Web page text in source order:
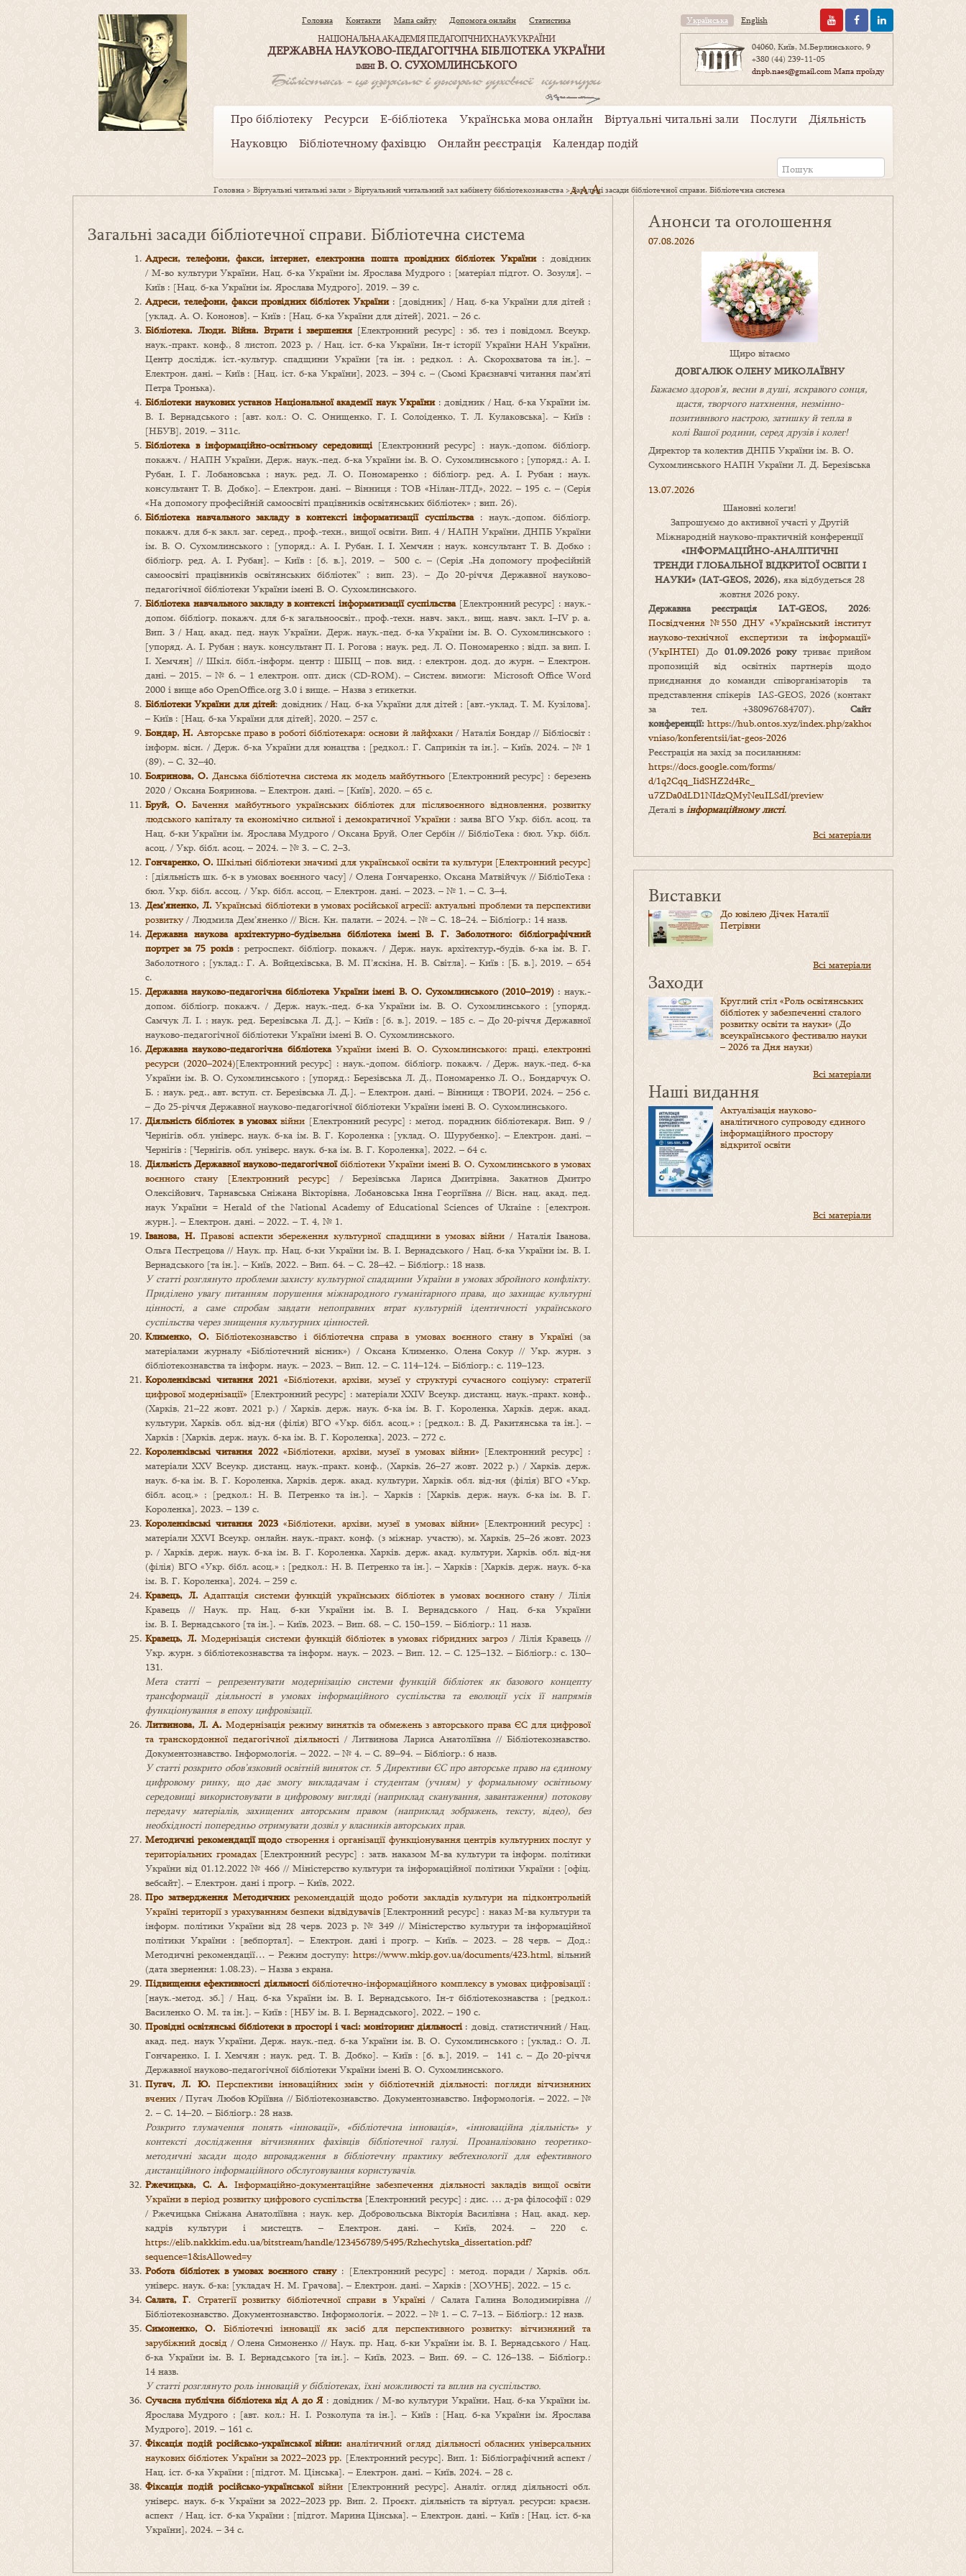
Головна Контакти Мапа сайту Допомога онлайн Статистика
НАЦІОНАЛЬНА АКАДЕМІЯ ПЕДАГОГІЧНИХ НАУК УКРАЇНИ
ДЕРЖАВНА НАУКОВО-ПЕДАГОГІЧНА БІБЛІОТЕКА УКРАЇНИ
ІМЕНІВ. О. СУХОМЛИНСЬКОГО
Українська English
04060, Київ, М.Берлинського, 9
+380 (44) 239-11-05
dnpb.naes@gmail.comМапа проїзду
Про бібліотеку Ресурси Е-бібліотека Українська мова онлайн Віртуальні читальні зали Послуги
Діяльність
Науковцю
Бібліотечному фахівцю Онлайн реєстрація Календар подій
Головна >Віртуальні читальні зали >Віртуальний читальний зал кабінету бібліотекознавства >Загальні засади бібліотечної справи. Бібліотечна система
A AA
Загальні засади бібліотечної справи. Бібліотечна система
Адреси, телефони, факси, інтернет, електронна пошта провідних бібліотек України: довідник
/ М‑во культури України, Нац. б‑ка України ім. Ярослава Мудрого ; [матеріал підгот. О. Зозуля]. –
Київ : [Нац. б‑ка України ім. Ярослава Мудрого], 2019. – 39 с.
Адреси, телефони, факси провідних бібліотек України: [довідник] / Нац. б‑ка України для дітей ;
[уклад. А. О. Кононов]. – Київ : [Нац. б‑ка України для дітей], 2021. – 26 с.
Бібліотека. Люди. Війна. Втрати і звершення [Електронний ресурс] : зб. тез і повідомл. Всеукр.
наук.-практ. конф., 8 листоп. 2023 р. / Нац. іст. б‑ка України, Ін‑т історії України НАН України,
Центр дослідж. іст.-культур. спадщини України [та ін. ; редкол. : А. Скорохватова та ін.]. –
Електрон. дані. – Київ : [Нац. іст. б‑ка України], 2023. – 394 с. – (Сьомі Краєзнавчі читання пам’яті
Петра Тронька).
Бібліотеки наукових установ Національної академії наук України : довідник / Нац. б‑ка України ім.
В. І. Вернадського ; [авт. кол.: О. С. Онищенко, Г. І. Солоіденко, Т. Л. Кулаковська]. – Київ :
[НБУВ], 2019. – 311с.
Бібліотека в інформаційно-освітньому середовищі [Електронний ресурс] : наук.-допом. бібліогр.
покажч. / НАПН України, Держ. наук.-пед. б-ка України ім. В. О. Сухомлинського ; [упоряд.: А. І.
Рубан, І. Г. Лобановська ; наук. ред. Л. О. Пономаренко ; бібліогр. ред. А. І. Рубан ; наук.
консультант Т. В. Добко]. – Електрон. дані. – Вінниця : ТОВ «Нілан-ЛТД», 2022. – 195 с. – (Серія
«На допомогу професійній самоосвіті працівників освітянських бібліотек» ; вип. 26).
Бібліотека навчального закладу в контексті інформатизації суспільства: наук.-допом. бібліогр.
покажч. для б-к закл. заг. серед., проф.-техн., вищої освіти. Вип. 4 / НАПН України, ДНПБ України
ім. В. О. Сухомлинського ; [упоряд.: А. І. Рубан, І. І. Хемчян ; наук. консультант Т. В. Добко ;
бібліогр. ред. А. І. Рубан]. – Київ : [б. в.], 2019. – 500 с. – (Серія „На допомогу професійній
самоосвіті працівників освітянських бібліотек” ; вип. 23). – До 20-річчя Державної науково-
педагогічної бібліотеки України імені В. О. Сухомлинського.
Бібліотека навчального закладу в контексті інформатизації суспільства [Електронний ресурс] : наук.-
допом. бібліогр. покажч. для б‑к загальноосвіт., проф.-техн. навч. закл., вищ. навч. закл. І–ІV р. а.
Вип. 3 / Нац. акад. пед. наук України, Держ. наук.-пед. б-ка України ім. В. О. Сухомлинського ;
[упоряд. А. І. Рубан ; наук. консультант П. І. Рогова ; наук. ред. Л. О. Пономаренко ; відп. за вип. І.
І. Хемчян] // Шкіл. бібл.-інформ. центр : ШБІЦ – пов. вид. : електрон. дод. до журн. – Електрон.
дані. – 2015. – № 6. – 1 електрон. опт. диск (CD‑ROM). – Систем. вимоги: Microsoft Office Word
2000 і вище або OpenOffice.org 3.0 і вище. – Назва з етикетки.
Бібліотеки України для дітей: довідник / Нац. б‑ка України для дітей ; [авт.-уклад. Т. М. Кузілова].
– Київ : [Нац. б‑ка України для дітей], 2020. – 257 с.
Бондар, Н. Авторське право в роботі бібліотекаря: основи й лайфхаки / Наталія Бондар // Бібліосвіт :
інформ. вісн. / Держ. б‑ка України для юнацтва ; [редкол.: Г. Саприкін та ін.]. – Київ, 2024. – № 1
(89). – С. 32–40.
Бояринова, О. Данська бібліотечна система як модель майбутнього[Електронний ресурс] : березень
2020 / Оксана Бояринова. – Електрон. дані. – [Київ], 2020. – 65 с.
Бруй, О. Бачення майбутнього українських бібліотек для післявоєнного відновлення, розвитку
людського капіталу та економічно сильної і демократичної України : заява ВГО Укр. бібл. асоц. та
Нац. б‑ки України ім. Ярослава Мудрого / Оксана Бруй, Олег Сербін // БібліоТека : бюл. Укр. бібл.
асоц. / Укр. бібл. асоц. – 2024. – № 3. – С. 2–3.
Гончаренко, О. Шкільні бібліотеки значимі для української освіти та культури [Електронний ресурс]
: [діяльність шк. б‑к в умовах воєнного часу] / Олена Гончаренко, Оксана Матвійчук // БібліоТека :
бюл. Укр. бібл. ассоц. / Укр. бібл. ассоц. – Електрон. дані. – 2023. – № 1. – С. 3–4.
Дем’яненко, Л. Українські бібліотеки в умовах російської агресії: актуальні проблеми та перспективи
розвитку/ Людмила Дем’яненко // Вісн. Кн. палати. – 2024. – № – С. 18–24. – Бібліогр.: 14 назв.
Державна наукова архітектурно-будівельна бібліотека імені В. Г. Заболотного: бібліографічний
портрет за 75 років: ретроспект. бібліогр. покажч. / Держ. наук. архітектур.-будів. б‑ка ім. В. Г.
Заболотного ; [уклад.: Г. А. Войцехівська, В. М. П’яскіна, Н. В. Світла]. – Київ : [Б. в.], 2019. – 654
с.
Державна науково-педагогічна бібліотека України імені В. О. Сухомлинського (2010–2019): наук.-
допом. бібліогр. покажч. / Держ. наук.-пед. б‑ка України ім. В. О. Сухомлинського ; [упоряд.
Самчук Л. І. ; наук. ред. Березівська Л. Д.]. – Київ : [б. в.], 2019. – 185 с. – До 20‑річчя Державної
науково-педагогічної бібліотеки України імені В. О. Сухомлинського.
Державна науково-педагогічна бібліотекаУкраїни імені В. О. Сухомлинського: праці, електронні
ресурси (2020–2024)[Електронний ресурс] : наук.-допом. бібліогр. покажч. / Держ. наук.-пед. б‑ка
України ім. В. О. Сухомлинського ; [упоряд.: Березівська Л. Д., Пономаренко Л. О., Бондарчук О.
Б. ; наук. ред., авт. вступ. ст. Березівська Л. Д.]. – Електрон. дані. – Вінниця : ТВОРИ, 2024. – 256 с.
– До 25‑річчя Державної науково-педагогічної бібліотеки України імені В. О. Сухомлинського.
Діяльність бібліотек в умовахвійни [Електронний ресурс] : метод. порадник бібліотекаря. Вип. 9 /
Чернігів. обл. універс. наук. б‑ка ім. В. Г. Короленка ; [уклад. О. Шурубенко]. – Електрон. дані. –
Чернігів : [Чернігів. обл. універс. наук. б‑ка ім. В. Г. Короленка], 2022. – 64 с.
Діяльність Державної науково-педагогічноїбібліотеки України імені В. О. Сухомлинського в умовах
воєнного стану [Електронний ресурс] / Березівська Лариса Дмитрівна, Закатнов Дмитро
Олексійович, Тарнавська Сніжана Вікторівна, Лобановська Інна Георгіївна // Вісн. нац. акад. пед.
наук України = Herald of the National Academy of Educational Sciences of Ukraine : [електрон.
журн.]. – Електрон. дані. – 2022. – Т. 4, № 1.
Іванова, Н. Правові аспекти збереження культурної спадщини в умовах війни / Наталія Іванова,
Ольга Пестрецова // Наук. пр. Нац. б‑ки України ім. В. І. Вернадського / Нац. б‑ка України ім. В. І.
Вернадського [та ін.]. – Київ, 2022. – Вип. 64. – С. 28–42. – Бібліогр.: 18 назв.
У статті розглянуто проблеми захисту культурної спадщини України в умовах збройного конфлікту.
Приділено увагу питанням порушення міжнародного гуманітарного права, що захищає культурні
цінності, а саме спробам завдати непоправних втрат культурній ідентичності українського
суспільства через знищення культурних цінностей.
Клименко, О. Бібліотекознавство і бібліотечна справа в умовах воєнного стану в Україні(за
матеріалами журналу «Бібліотечний вісник») / Оксана Клименко, Олена Сокур // Укр. журн. з
бібліотекознавства та інформ. наук. – 2023. – Вип. 12. – С. 114–124. – Бібліогр.: с. 119–123.
Короленківські читання 2021 «Бібліотеки, архіви, музеї у структурі сучасного соціуму: стратегії
цифрової модернізації» [Електронний ресурс] : матеріали ХХІV Всеукр. дистанц. наук.-практ. конф.,
(Харків, 21–22 жовт. 2021 р.) / Харків. держ. наук. б‑ка ім. В. Г. Короленка, Харків. держ. акад.
культури, Харків. обл. від‑ня (філія) ВГО «Укр. бібл. асоц.» ; [редкол.: В. Д. Ракитянська та ін.]. –
Харків : [Харків. держ. наук. б‑ка ім. В. Г. Короленка], 2023. – 272 с.
Короленківські читання 2022«Бібліотеки, архіви, музеї в умовах війни»[Електронний ресурс] :
матеріали ХХV Всеукр. дистанц. наук.-практ. конф., (Харків, 26–27 жовт. 2022 р.) / Харків. держ.
наук. б‑ка ім. В. Г. Короленка, Харків. держ. акад. культури, Харків. обл. від‑ня (філія) ВГО «Укр.
бібл. асоц.» ; [редкол.: Н. В. Петренко та ін.]. – Харків : [Харків. держ. наук. б‑ка ім. В. Г.
Короленка], 2023. – 139 с.
Короленківські читання 2023«Бібліотеки, архіви, музеї в умовах війни»[Електронний ресурс] :
матеріали ХХVІ Всеукр. онлайн. наук.-практ. конф. (з міжнар. участю), м. Харків, 25–26 жовт. 2023
р. / Харків. держ. наук. б‑ка ім. В. Г. Короленка, Харків. держ. акад. культури, Харків. обл. від‑ня
(філія) ВГО «Укр. бібл. асоц.» ; [редкол.: Н. В. Петренко та ін.]. – Харків : [Харків. держ. наук. б‑ка
ім. В. Г. Короленка], 2024. – 259 с.
Кравець, Л. Адаптація системи функцій українських бібліотек в умовах воєнного стану/ Лілія
Кравець // Наук. пр. Нац. б‑ки України ім. В. І. Вернадського / Нац. б‑ка України
ім. В. І. Вернадського [та ін.]. – Київ, 2023. – Вип. 68. – С. 150–159. – Бібліогр.: 11 назв.
Кравець, Л. Модернізація системи функцій бібліотек в умовах гібридних загроз / Лілія Кравець //
Укр. журн. з бібліотекознавства та інформ. наук. – 2023. – Вип. 12. – С. 125–132. – Бібліогр.: с. 130–
131.
Мета статті – репрезентувати модернізацію системи функцій бібліотек як базового концепту
трансформації діяльності в умовах інформаційного суспільства та еволюції усіх її напрямів
функціонування в епоху цифровізації.
Литвинова, Л. А. Модернізація режиму винятків та обмежень з авторського права ЄС для цифрової
та транскордонної педагогічної діяльності/ Литвинова Лариса Анатоліївна // Бібліотекознавство.
Документознавство. Інформологія. – 2022. – № 4. – С. 89–94. – Бібліогр.: 6 назв.
У статті розкрито обов’язковий освітній виняток ст. 5 Директиви ЄС про авторське право на єдиному
цифровому ринку, що дає змогу викладачам і студентам (учням) у формальному освітньому
середовищі використовувати в цифровому вигляді (наприклад сканування, завантаження) потокову
передачу матеріалів, захищених авторським правом (наприклад зображень, тексту, відео), без
необхідності попередньо отримувати дозвіл у власників авторських прав.
Методичні рекомендації щодостворення і організації функціонування центрів культурних послуг у
територіальних громадах[Електронний ресурс] : затв. наказом М‑ва культури та інформ. політики
України від 01.12.2022 № 466 // Міністерство культури та інформаційної політики України : [офіц.
вебсайт]. – Електрон. дані і прогр. – Київ, 2022.
Про затвердження Методичнихрекомендацій щодо роботи закладів культури на підконтрольній
Україні території з урахуванням безпеки відвідувачів[Електронний ресурс] : наказ М‑ва культури та
інформ. політики України від 28 черв. 2023 р. № 349 // Міністерство культури та інформаційної
політики України : [вебпортал]. – Електрон. дані і прогр. – Київ. – 2023. – 28 черв. – Дод.:
Методичні рекомендації… – Режим доступу: https://www.mkip.gov.ua/documents/423.html, вільний
(дата звернення: 1.08.23). – Назва з екрана.
Підвищення ефективності діяльностібібліотечно-інформаційного комплексу в умовах цифровізації:
[наук.-метод. зб.] / Нац. б‑ка України ім. В. І. Вернадського, Ін-т бібліотекознавства ; [редкол.:
Василенко О. М. та ін.]. – Київ : [НБУ ім. В. І. Вернадського], 2022. – 190 с.
Провідні освітянські бібліотеки в просторі і часі: моніторинг діяльності : довід. статистичний / Нац.
акад. пед. наук України, Держ. наук.-пед. б-ка України ім. В. О. Сухомлинського ; [уклад.: О. Л.
Гончаренко, І. І. Хемчян ; наук. ред. Т. В. Добко]. – Київ : [б. в.], 2019. – 141 с. – До 20‑річчя
Державної науково-педагогічної бібліотеки України імені В. О. Сухомлинського.
Пугач, Л. Ю. Перспективи інноваційних змін у бібліотечній діяльності: погляди вітчизняних
вчених / Пугач Любов Юріївна // Бібліотекознавство. Документознавство. Інформологія. – 2022. – №
2. – С. 14–20. – Бібліогр.: 28 назв.
Розкрито тлумачення понять «інновації», «бібліотечна інновація», «інноваційна діяльність» у
контексті дослідження вітчизняних фахівців бібліотечної галузі. Проаналізовано теоретико-
методичні засади щодо впровадження в бібліотечну практику вебтехнології для ефективного
дистанційного інформаційного обслуговування користувачів.
Ржечицька, С. А. Інформаційно-документаційне забезпечення діяльності закладів вищої освіти
України в період розвитку цифрового суспільства [Електронний ресурс] : дис. … д‑ра філософії : 029
/ Ржечицька Сніжана Анатоліївна ; наук. кер. Добровольська Вікторія Василівна ; Нац. акад. кер.
кадрів культури і мистецтв. – Електрон. дані. – Київ, 2024. – 220 с.
https://elib.nakkkim.edu.ua/bitstream/handle/123456789/5495/Rzhechytska_dissertation.pdf?
sequence=1&isAllowed=y
Робота бібліотек в умовах воєнного стану: [Електронний ресурс] : метод. поради / Харків. обл.
універс. наук. б‑ка; [укладач Н. М. Грачова]. – Електрон. дані. – Харків : [ХОУНБ], 2022. – 15 с.
Салата, Г. Стратегії розвитку бібліотечної справи в Україні/ Салата Галина Володимирівна //
Бібліотекознавство. Документознавство. Інформологія. – 2022. – № 1. – С. 7–13. – Бібліогр.: 12 назв.
Симоненко, О. Бібліотечні інновації як засіб для перспективного розвитку: вітчизняний та
зарубіжний досвід/ Олена Симоненко // Наук. пр. Нац. б‑ки України ім. В. І. Вернадського / Нац.
б‑ка України ім. В. І. Вернадського [та ін.]. – Київ, 2023. – Вип. 69. – С. 126–138. – Бібліогр.:
14 назв.
У статті розглянуто роль інновацій у бібліотеках, їхні можливості та вплив на суспільство.
Сучасна публічна бібліотека від А до Я: довідник / М‑во культури України, Нац. б‑ка України ім.
Ярослава Мудрого ; [авт. кол.: Н. І. Розколупа та ін.]. – Київ : [Нац. б‑ка України ім. Ярослава
Мудрого], 2019. – 161 с.
Фіксація подій російсько-української війни: аналітичний огляд діяльності обласних універсальних
наукових бібліотек України за 2022–2023 рр. [Електронний ресурс]. Вип. 1: Бібліографічний аспект /
Нац. іст. б‑ка України ; [підгот. М. Цінська]. – Електрон. дані. – Київ, 2024. – 28 с.
Фіксація подій російсько-українськоївійни [Електронний ресурс]. Аналіт. огляд діяльності обл.
універс. наук. б‑к України за 2022–2023 рр. Вип. 2. Проєкт. діяльність та віртуал. ресурси: краєзн.
аспект / Нац. іст. б‑ка України ; [підгот. Марина Цінська]. – Електрон. дані. – Київ : [Нац. іст. б‑ка
України], 2024. – 34 с.
Анонси та оголошення
07.08.2026
Щиро вітаємо
ДОВГАЛЮК ОЛЕНУ МИКОЛАЇВНУ
Бажаємо здоров’я, весни в душі, яскравого сонця,
щастя, творчого натхнення, незмінно-
позитивнвого настрою, затишкуйтепла в
коліВашоїродини, серед друзів і колег!
Директор та колектив ДНПБ України ім. В. О.
Сухомлинського НАПН України Л. Д. Березівська
13.07.2026
Шановні колеги!
Запрошуємо до активної участі у Другій
Міжнародній науково-практичній конференції
«ІНФОРМАЦІЙНО-АНАЛІТИЧНІ
ТРЕНДИ ГЛОБАЛЬНОЇ ВІДКРИТОЇ ОСВІТИ І
НАУКИ» (IAT-GEOS, 2026), яка відбудеться 28
жовтня 2026 року.
Державна реєстрація IAT-GEOS, 2026:
Посвідчення №550 ДНУ «Український інститут
науково-технічної експертизи та інформації»
(УкрІНТЕІ) До 01.09.2026 рокутриває прийом
пропозицій від освітніх партнерів щодо
приєднання до команди співорганізаторів та
представлення спікерів IAS-GEOS, 2026 (контакт
за тел. +380967684707). Сайт
конференції: https://hub.ontos.xyz/index.php/zakhody-
vniaso/konferentsii/iat-geos-2026
Реєстрація на захід за посиланням:
https://docs.google.com/forms/
d/1q2Cqq_IidSHZ2d4Rc_
u7ZDa0dLD1NIdzQMyNeuILSdI/preview
Деталі в інформаційному листі.
Всі матеріали
Виставки
До ювілею Дічек Наталії
Петрівни
Всі матеріали
Заходи
Круглий стіл «Роль освітянських
бібліотек у забезпеченні сталого
розвитку освіти та науки» (До
всеукраїнського фестивалю науки
– 2026 та Дня науки)
Всі матеріали
Наші видання
Актуалізація науково-
аналітичного супроводу єдиного
інформаційного простору
відкритої освіти
Всі матеріали